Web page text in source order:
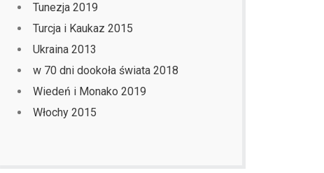
Tunezja 2019
Turcja i Kaukaz 2015
Ukraina 2013
w 70 dni dookoła świata 2018
Wiedeń i Monako 2019
Włochy 2015